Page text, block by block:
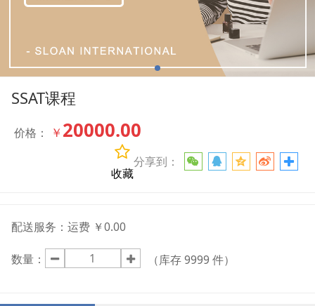
SSAT课程
价格： ￥ 20000.00
分享到：
收藏
配送服务： 运费 ￥0.00
数量： （库存9999 件）